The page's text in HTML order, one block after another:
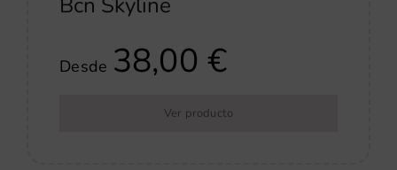
Desde 38,00€
Ver producto